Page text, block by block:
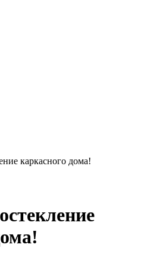
каркасного дома!